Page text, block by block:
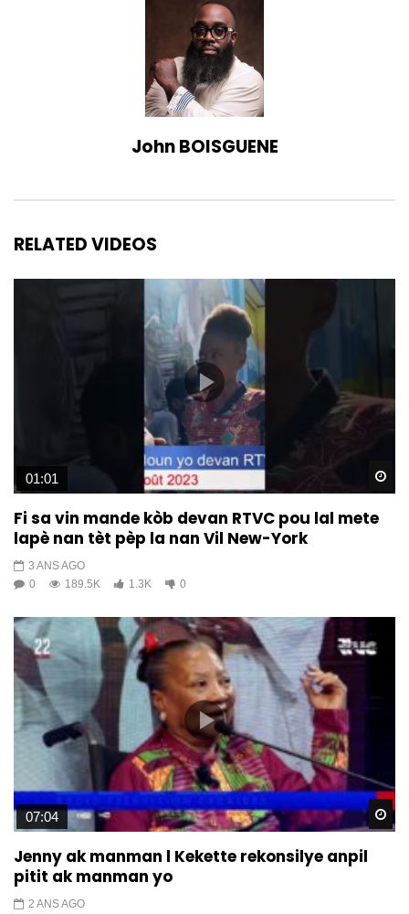
John BOISGUENE
RELATED VIDEOS
01:01
Fi sa vin mande kòb devan RTVC pou lal mete
lapè nan tèt pèp la nan Vil New-York
3 ANS AGO
0
189.5K 1.3K 0
07:04
Jenny ak manman l Kekette rekonsilye anpil
pitit ak manman yo
2 ANS AGO